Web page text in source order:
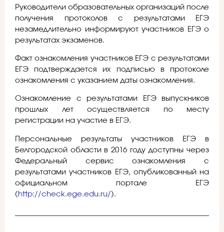
Руководители образовательных организаций после
получения протоколов с результатами ЕГЭ
незамедлительно информируют участников ЕГЭ о
результатах экзаменов.
Факт ознакомления участников ЕГЭ с результатами
ЕГЭ подтверждается их подписью в протоколе
ознакомления с указанием даты ознакомления.
Ознакомление с результатами ЕГЭ выпускников
прошлых лет осуществляется по месту
регистрации на участие в ЕГЭ.
Персональные результаты участников ЕГЭ в
Белгородской области в 2016 году доступны через
Федеральный сервис ознакомления с
результатами участников ЕГЭ, опубликованный на
официальном портале ЕГЭ
( http://check.ege.edu.ru/).